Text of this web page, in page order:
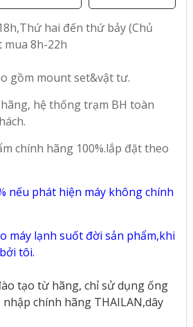
hai đến thứ bảy (Chủ
mua 8h-22h
gồm mount set&vật tư.
hệ thống trạm BH toàn
chính hãng 100%.lắp đặt theo
nếu phát hiện máy không chính
máy lạnh suốt đời sản phẩm,khi
tôi.
tạo từ hãng, chỉ sử dụng ống
nhập chính hãng THAILAN,dây